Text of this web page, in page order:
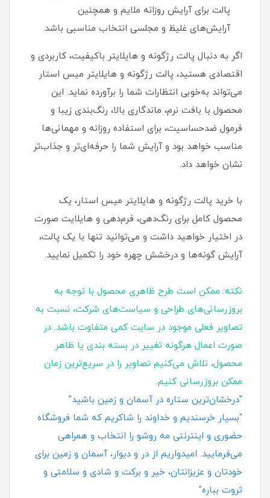
پالت برای آرایش روزانه ملایم و همچنین
آرایش‌های غلیظ و مجلسی انتخاب مناسبی باشد.
اگر به‌ دنبال پالت رژگونه و هایلایتر باکیفیت، کاربردی و
اقتصادی هستید، پالت رژگونه و هایلایتر میس استار
می‌تواند به‌خوبی انتظارات شما را برآورده نماید. این
محصول با بافت نرم، ماندگاری بالا، رنگ‌بندی زیبا و
فرمول ضدحساسیت، برای استفاده روزانه و مهمانی‌ها
مناسب خواهد بود و آرایش شما را حرفه‌ای‌تر و جذاب‌تر
نشان خواهد داد.
با خرید پالت رژگونه و هایلایتر میس استار، یک
محصول کامل برای رنگ‌دهی، فرم‌دهی و هایلایت صورت
در اختیار خواهید داشت و می‌توانید تنها با یک پالت،
آرایش گونه‌ها و درخشش چهره خود را تکمیل نمایید.
نکته: ممکن است طرح ظاهری محصول با توجه به
بروزرسانی‌های طراحی و سیاست‌های شرکت، نسبت به
تصاویر فعلی موجود در سایت کمی متفاوت باشد. در
صورت اعمال هرگونه تغییر در بسته‌ بندی یا ظاهر
محصول، تلاش می‌کنیم تصاویر را در سریع‌ترین زمان
ممکن بروزرسانی کنیم.
"درخشان‌ترین ستاره در آسمان و زمین باشید"
"بسیار خرسندیم و خداوند را شاکریم که شما فروشگاه
حضوری و اینترنتی مه روشو را انتخاب و همراهی
می‌فرمایید. امیدواریم از در و دیوار، آسمان و زمین برای
خودتان و عزیزانتان، خیر و برکت و شادی و سلامتی و
ثروت بباره"